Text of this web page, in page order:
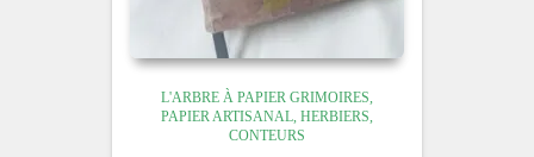
L'ARBRE À PAPIER GRIMOIRES,
PAPIER ARTISANAL, HERBIERS,
CONTEURS